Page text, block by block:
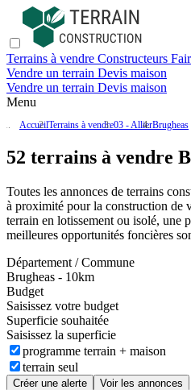
Terrains à vendre Constructeurs
Vendre un terrain Devis maison
Vendre un terrain Devis maison
Menu
AccueilTerrains à vendre03 - AllierBrugheas
52 terrains à vendre
Toutes les annonces de terrains
à proximité pour la construction de
terrain en lotissement ou isolé, une
meilleures opportunités foncières
Département / Commune
Brugheas - 10km
Budget
Saisissez votre budget
Superficie souhaitée
Saisissez la superficie
programme terrain + maison
terrain seul
Créer une alerte Voir les annonces